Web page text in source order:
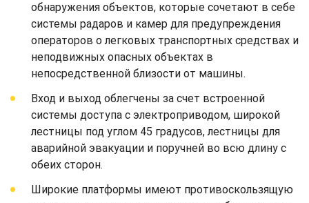
обнаружения объектов, которые сочетают в себе
системы радаров и камер для предупреждения
операторов о легковых транспортных средствах и
неподвижных опасных объектах в
непосредственной близости от машины.
Вход и выход облегчены за счет встроенной
системы доступа с электроприводом, широкой
лестницы под углом 45 градусов, лестницы для
аварийной эвакуации и поручней во всю длину с
обеих сторон.
Широкие платформы имеют противоскользящую